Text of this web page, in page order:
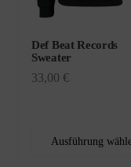
Def Beat Records
Sweater
33,00 €
Ausführung
Optionen
auf
der